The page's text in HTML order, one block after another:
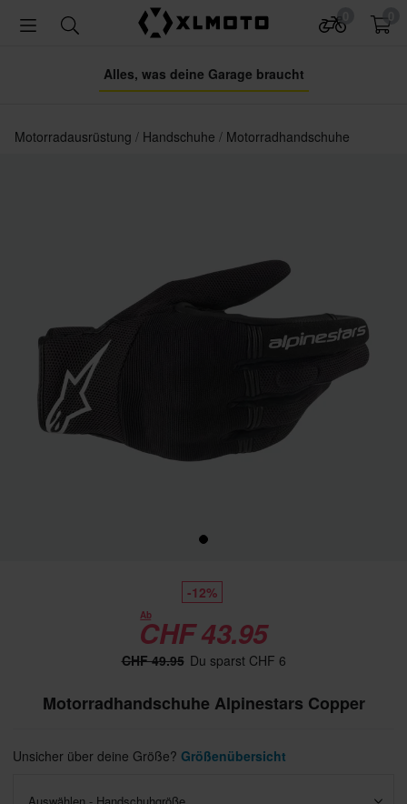
Alles, was deine Garage braucht
Motorradausrüstung Handschuhe Motorradhandschuhe
-12%
Ab
CHF 43.95
CHF 49.95 Du sparst CHF 6
Motorradhandschuhe Alpinestars Copper
Unsicher über deine Größe? Größenübersicht